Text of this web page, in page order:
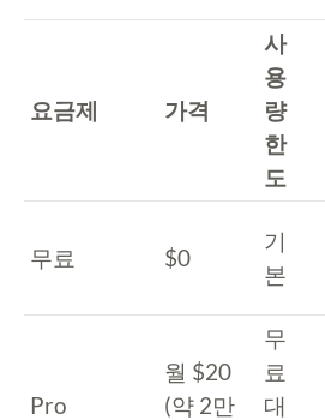
요금제 가격
사
용
량
한
도
무료 $0
기
본
Pro
월 $20
(약 2만
무
료
대